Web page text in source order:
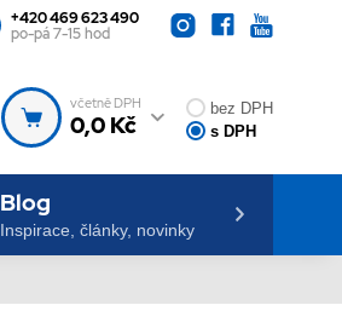
+420 469 623 490
po-pá 7-15 hod
včetně DPH
0,0 Kč
bez DPH
s DPH
Blog
Inspirace, články, novinky